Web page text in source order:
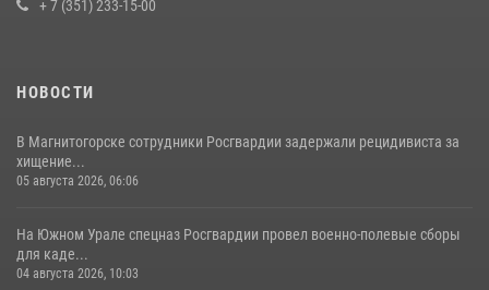
+ 7 (351) 233-15-00
НОВОСТИ
В Магнитогорске сотрудники Росгвардии задержали рецидивиста за
хищение...
05 августа 2026, 06:06
На Южном Урале спецназ Росгвардии провел военно-полевые сборы
для каде...
04 августа 2026, 10:03